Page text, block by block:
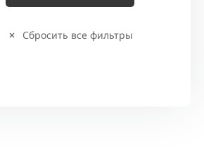
Сбросить все фильтры